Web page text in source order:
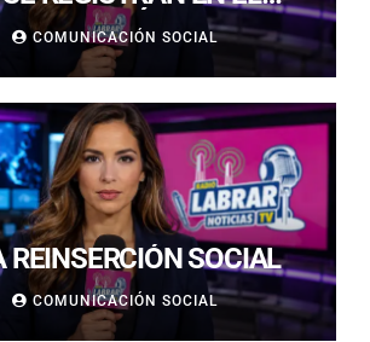
COPIAPÓ
COMUNICACIÓN SOCIAL
REINSERCIÓN SOCIAL
COMUNICACIÓN SOCIAL